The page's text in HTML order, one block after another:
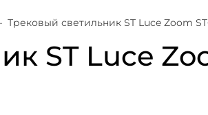
Трековый светильник ST Luce Zoom
ST Luce